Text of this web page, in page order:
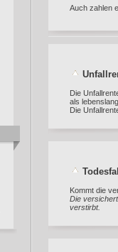
Auch zahlen
Die
als
Die
Kommt die
Die
verstirbt.